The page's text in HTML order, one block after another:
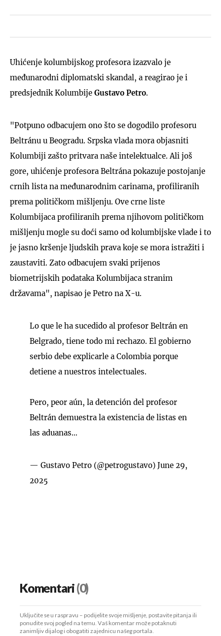
Uhićenje kolumbijskog profesora izazvalo je
međunarodni diplomatski skandal, a reagirao je i
predsjednik Kolumbije Gustavo Petro.
"Potpuno odbacujem ono što se dogodilo profesoru
Beltránu u Beogradu. Srpska vlada mora objasniti
Kolumbiji zašto pritvara naše intelektualce. Ali još
gore, uhićenje profesora Beltrána pokazuje postojanje
crnih lista na međunarodnim carinama, profiliranih
prema političkom mišljenju. Ove crne liste
Kolumbijaca profiliranih prema njihovom političkom
mišljenju mogle su doći samo od kolumbijske vlade i to
je jasno kršenje ljudskih prava koje se mora istražiti i
zaustaviti. Zato odbacujem svaki prijenos
biometrijskih podataka Kolumbijaca stranim
državama", napisao je Petro na X-u.
Lo que le ha sucedido al profesor Beltrán en
Belgrado, tiene todo mi rechazo. El gobierno
serbio debe explicarle a Colombia porque
detiene a nuestros intelectuales.
Pero, peor aún, la detención del profesor
Beltrán demuestra la existencia de listas en
las aduanas…
— Gustavo Petro (@petrogustavo) June 29,
2025
Komentari(0)
Uključite se u raspravu – podijelite svoje mišljenje, postavite pitanja ili
ponudite svoj pogled na temu. Vaš komentar može potaknuti
zanimljiv dijalog i obogatiti zajednicu našeg portala.